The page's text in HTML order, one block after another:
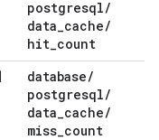
postgresql/
data_cache/
hit_count
database/
postgresql/
data_cache/
miss_count